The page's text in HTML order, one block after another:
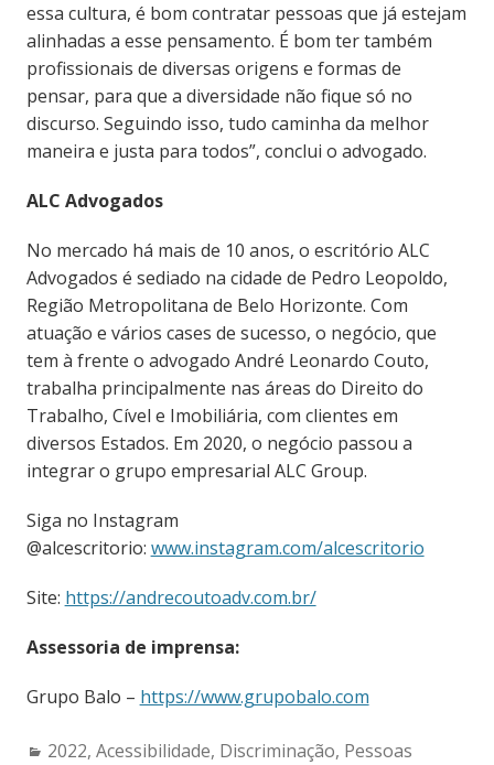
essa cultura, é bom contratar pessoas que já estejam
alinhadas a esse pensamento. É bom ter também
profissionais de diversas origens e formas de
pensar, para que a diversidade não fique só no
discurso. Seguindo isso, tudo caminha da melhor
maneira e justa para todos”, conclui o advogado.
ALC Advogados
No mercado há mais de 10 anos, o escritório ALC
Advogados é sediado na cidade de Pedro Leopoldo,
Região Metropolitana de Belo Horizonte. Com
atuação e vários cases de sucesso, o negócio, que
tem à frente o advogado André Leonardo Couto,
trabalha principalmente nas áreas do Direito do
Trabalho, Cível e Imobiliária, com clientes em
diversos Estados. Em 2020, o negócio passou a
integrar o grupo empresarial ALC Group.
Siga no Instagram
@alcescritorio: www.instagram.com/alcescritorio
Site: https://andrecoutoadv.com.br/
Assessoria de imprensa:
Grupo Balo – https://www.grupobalo.com
Categories:
2022, Acessibilidade, Discriminação, Pessoas